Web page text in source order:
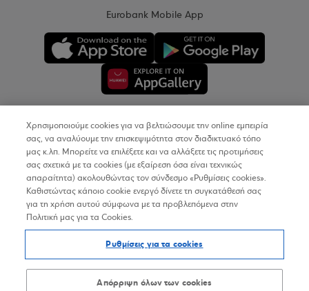
Eurobank Mobile App
Copyright © 2026
Όροι Χρήσης
Προσωπικά Δεδομένα στον Διαδικτυακό Τόπο
Δήλωση Προσβασιμότητας
Sitemap
Χρησιμοποιούμε cookies για να βελτιώσουμε την online εμπειρία
σας, να αναλύουμε την επισκεψιμότητα στον διαδικτυακό τόπο
μας κ.λπ. Μπορείτε να επιλέξετε και να αλλάξετε τις προτιμήσεις
σας σχετικά με τα cookies (με εξαίρεση όσα είναι τεχνικώς
απαραίτητα) ακολουθώντας τον σύνδεσμο «Ρυθμίσεις cookies».
Καθιστώντας κάποιο cookie ενεργό δίνετε τη συγκατάθεσή σας
για τη χρήση αυτού σύμφωνα με τα προβλεπόμενα στην
Πολιτική μας για τα Cookies.
Ρυθμίσεις για τα cookies
Απόρριψη όλων των cookies